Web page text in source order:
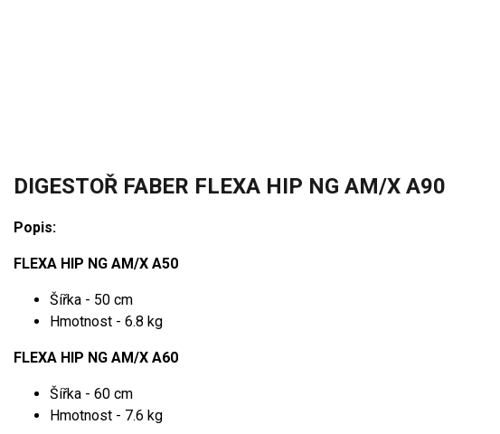
DIGESTOŘ FABER FLEXA HIP NG AM/X A90
Popis:
FLEXA HIP NG AM/X A50
Šířka - 50 cm
Hmotnost - 6.8 kg
FLEXA HIP NG AM/X A60
Šířka - 60 cm
Hmotnost - 7.6 kg